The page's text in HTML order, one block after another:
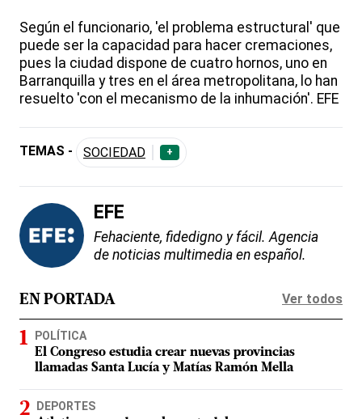
Según el funcionario, 'el problema estructural' que
puede ser la capacidad para hacer cremaciones,
pues la ciudad dispone de cuatro hornos, uno en
Barranquilla y tres en el área metropolitana, lo han
resuelto 'con el mecanismo de la inhumación'. EFE
TEMAS - SOCIEDAD +
EFE
Fehaciente, fidedigno y fácil. Agencia
de noticias multimedia en español.
EN PORTADA Ver todos
POLÍTICA
El Congreso estudia crear nuevas provincias
llamadas Santa Lucía y Matías Ramón Mella
DEPORTES